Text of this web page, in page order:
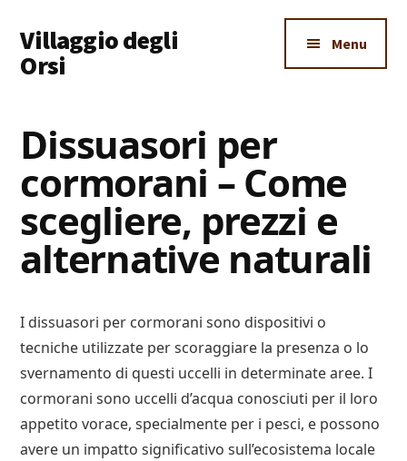
main
content
primary
sidebar
footer
menu
Villaggio degli
Orsi
Dove
Tutto
Menu
Dissuasori per
cormorani – Come
scegliere, prezzi e
alternative naturali
I dissuasori per cormorani sono dispositivi o
tecniche utilizzate per scoraggiare la presenza o lo
svernamento di questi uccelli in determinate aree. I
cormorani sono uccelli d’acqua conosciuti per il loro
appetito vorace, specialmente per i pesci, e possono
avere un impatto significativo sull’ecosistema locale